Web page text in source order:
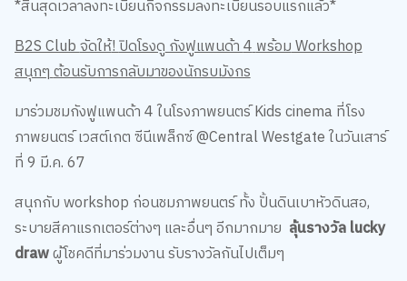
*สิ้นสุดเวลาลงทะเบียนกิจกรรมลงทะเบียนรอบแรกแล้ว*
B2S Clubจัดให้!ปิดโรงดูกังฟูแพนด้า4พร้อมWorkshop
สนุกๆต้อนรับการกลับมาของนักรบมังกร
มาร่วมชมกังฟูแพนด้า4ในโรงภาพยนตร์Kids cinemaที่โรง
ภาพยนตร์เวสต์เกตซีนีเพล็กซ์@Central Westgateในวันเสาร์
ที่9 มี.ค.67
สนุกกับworkshop ก่อนชมภาพยนตร์ ทั้ง ปั้นดินเบาหัวดินสอ,
ระบายสีคาแรกเตอร์ต่างๆ และอื่นๆ อีกมากมาย ลุ้นรางวัลlucky
drawผู้โชคดีที่มาร่วมงาน รับรางวัลกันไปเต็มๆ